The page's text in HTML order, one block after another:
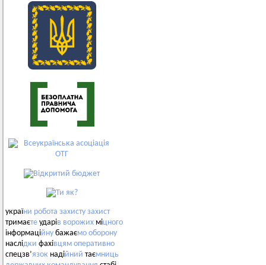
україни робота захисту захист
тримаєте ударів ворожих міцного
інформаційну бажаємо оборону
наслідки фахівцям оперативно
спецзв’язок надійний таємниць